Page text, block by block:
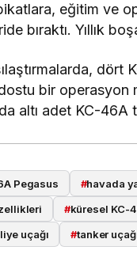
eğitim ve
bıraktı. Yıllık
dört
bir
altı adet KC-
Pegasus #havada
#küresel KC-
uçağı #tanker